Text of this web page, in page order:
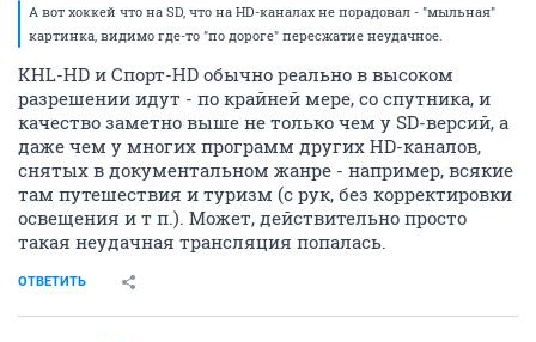
А вот хоккей что на SD, что на HD-каналах не порадовал - "мыльная"
картинка, видимо где-то "по дороге" пересжатие неудачное.
KHL-HD и Спорт-HD обычно реально в высоком
разрешении идут - по крайней мере, со спутника, и
качество заметно выше не только чем у SD-версий, а
даже чем у многих программ других HD-каналов,
снятых в документальном жанре - например, всякие
там путешествия и туризм (с рук, без корректировки
освещения и т п.). Может, действительно просто
такая неудачная трансляция попалась.
ОТВЕТИТЬ